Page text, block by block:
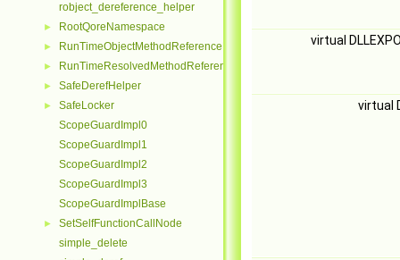
robject_dereference_helper
► RootQoreNamespace
► RunTimeObjectMethodReferenceNode
► RunTimeResolvedMethodReferenceNode
► SafeDerefHelper
►
SafeLocker
ScopeGuardImpl0
ScopeGuardImpl1
ScopeGuardImpl2
ScopeGuardImpl3
ScopeGuardImplBase
►
SetSelfFunctionCallNode
simple_delete
virtual
virtual